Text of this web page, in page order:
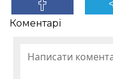
Коментарі